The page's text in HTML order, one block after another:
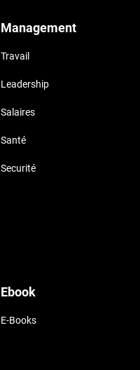
Management
Travail
Leadership
Salaires
Santé
Securité
Ebook
E-Books